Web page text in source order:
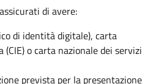
di avere:
di identità digitale), carta
o carta nazionale dei servizi
prevista per la presentazione